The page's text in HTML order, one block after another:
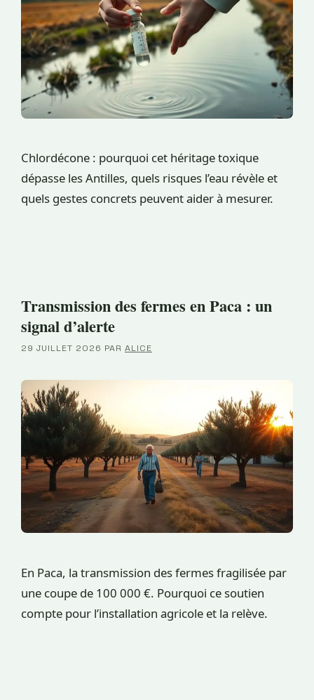
Chlordécone : pourquoi cet héritage toxique
dépasse les Antilles, quels risques l’eau révèle et
quels gestes concrets peuvent aider à mesurer.
Transmission des fermes en Paca : un
signal d’alerte
29 JUILLET 2026 PAR ALICE
En Paca, la transmission des fermes fragilisée par
une coupe de 100 000 €. Pourquoi ce soutien
compte pour l’installation agricole et la relève.